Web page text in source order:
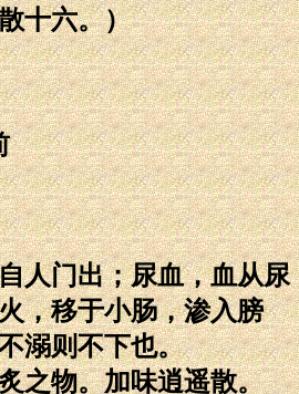
十六。）
人门出；尿血，血从尿
，移于小肠，渗入膀
溺则不下也。
之物。加味逍遥散。